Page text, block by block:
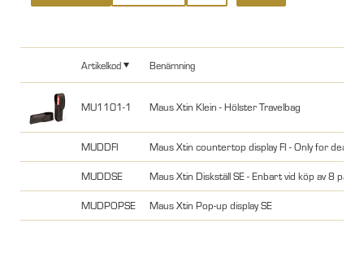
Artikelkod Benämning
MU1101-1 Maus Xtin Klein - Hölster Travelbag
MUDDFI Maus Xtin countertop display FI - Only for
MUDDSE Maus Xtin Diskställ SE - Enbart vid köp av 8 pack
MUDPOPSE Maus Xtin Pop-up display SE